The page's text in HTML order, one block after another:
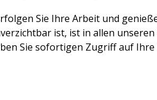
Sie Ihre Arbeit und
ist, ist in allen
Sie sofortigen Zugriff auf